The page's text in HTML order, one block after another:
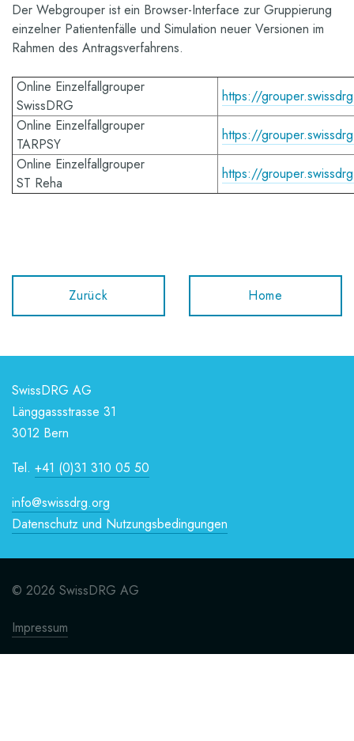
Der Webgrouper ist ein Browser-Interface zur Gruppierung
einzelner Patientenfälle und Simulation neuer Versionen im
Rahmen des Antragsverfahrens.
Online Einzelfallgrouper
SwissDRG
https://
Online Einzelfallgrouper
TARPSY
https://
Online Einzelfallgrouper
ST Reha
https://
Zurück Home
SwissDRG AG
Länggassstrasse 31
3012 Bern
Tel. +41 (0)31 310 05 50
info@swissdrg.org
Datenschutz und Nutzungsbedingungen
© 2026 SwissDRG AG
Impressum